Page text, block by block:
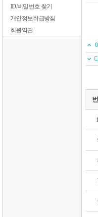
ID/비밀번호 찾기
개인정보취급방침
회원약관